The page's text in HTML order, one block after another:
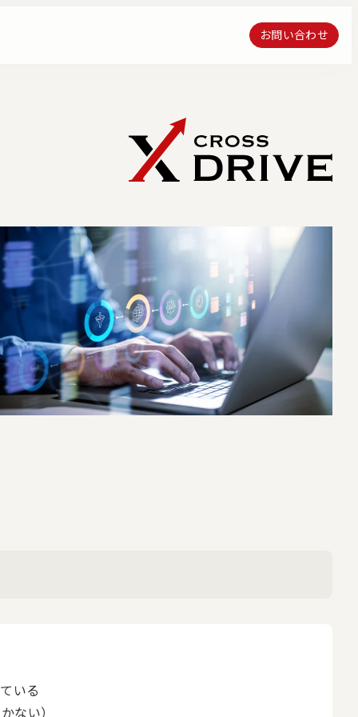
ス・エンジニアリン
ョン
流通プラットフォーム構築運営サ
お問い合わせ
いる
ない）